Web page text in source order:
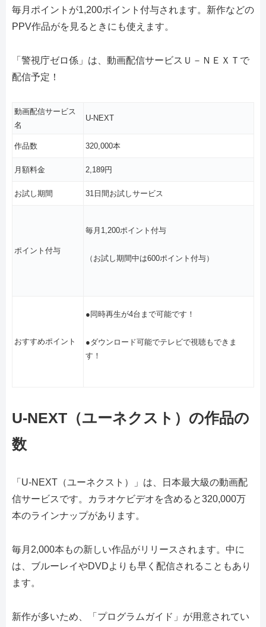
毎月ポイントが1,200ポイント付与されます。新作などの
PPV作品がを見るときにも使えます。
「警視庁ゼロ係」は、動画配信サービスＵ－ＮＥＸＴで
配信予定！
動画配信サービス
名
U-NEXT
作品数 320,000本
月額料金 2,189円
お試し期間 31日間お試しサービス
ポイント付与
毎月1,200ポイント付与
（お試し期間中は600ポイント付与）
おすすめポイント
●同時再生が4台まで可能です！
●ダウンロード可能でテレビで視聴もできま
す！
U-NEXT（ユーネクスト）の作品の
数
「U-NEXT（ユーネクスト）」は、日本最大級の動画配
信サービスです。カラオケビデオを含めると320,000万
本のラインナップがあります。
毎月2,000本もの新しい作品がリリースされます。中に
は、ブルーレイやDVDよりも早く配信されることもあり
ます。
新作が多いため、「プログラムガイド」が用意されてい